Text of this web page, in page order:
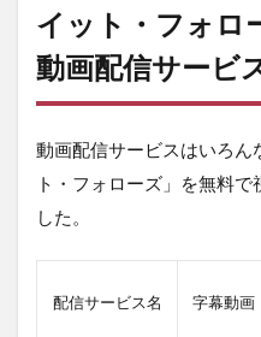
フォ
ロー
ズが
視聴
でき
画配
ービ
ス一
イッ
イット・フォロ
動画配信サービ
動画配信サービスはいろん
ト・フォローズ」を無料
した。
配信サービス名 字幕動画